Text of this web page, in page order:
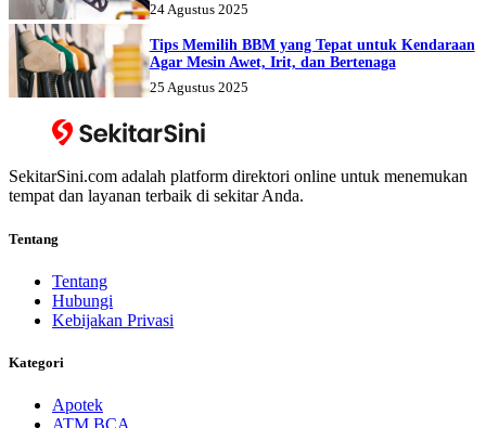
24 Agustus 2025
Tips Memilih BBM yang Tepat untuk Kendaraan
Agar Mesin Awet, Irit, dan Bertenaga
25 Agustus 2025
SekitarSini.com adalah platform direktori online untuk menemukan
tempat dan layanan terbaik di sekitar Anda.
Tentang
Tentang
Hubungi
Kebijakan Privasi
Kategori
Apotek
ATM BCA